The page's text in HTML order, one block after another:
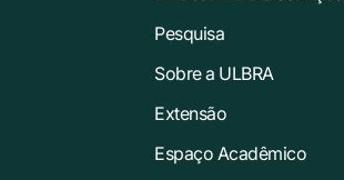
Pesquisa
Sobre a ULBRA
Extensão
Espaço Acadêmico